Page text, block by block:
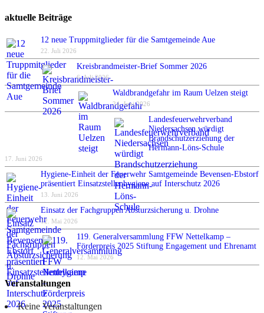
aktuelle Beiträge
12 neue Truppmitglieder für die Samtgemeinde Aue
22. Juli 2026
Kreisbrandmeister-Brief Sommer 2026
6. Juli 2026
Waldbrandgefahr im Raum Uelzen steigt
24. Juni 2026
Landesfeuerwehrverband
Niedersachsen würdigt
Brandschutzerziehung der
Hermann-Löns-Schule
17. Juni 2026
Hygiene-Einheit der Feuerwehr Samtgemeinde Bevensen-Ebstorf
präsentiert Einsatzstellenhygiene auf Interschutz 2026
13. Juni 2026
Einsatz der Fachgruppen Absturzsicherung u. Drohne
12. Mai 2026
119. Generalversammlung FFW Nettelkamp –
Förderpreis 2025 Stiftung Engagement und Ehrenamt
12. Mai 2026
Veranstaltungen
Keine Veranstaltungen